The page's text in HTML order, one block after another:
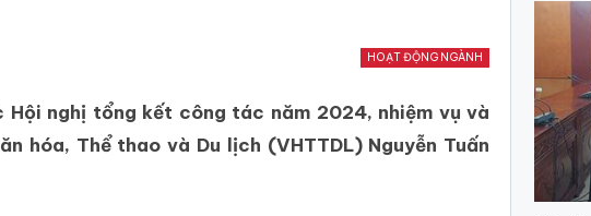
HOẠT ĐỘNG NGÀNH
nghị tổng kết công tác năm 2024, nhiệm vụ và
hóa, Thể thao và Du lịch (VHTTDL) Nguyễn Tuấn